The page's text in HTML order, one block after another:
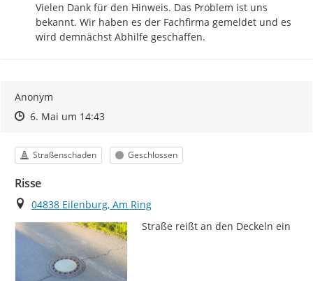
Vielen Dank für den Hinweis. Das Problem ist uns
bekannt. Wir haben es der Fachfirma gemeldet und es
wird demnächst Abhilfe geschaffen.
Anonym
Zeitpunkt des Erstellens
Zeitpunkt des Erstellens
6. Mai um 14:43Zur Äußerung
Kategorie
Straßenschaden Status
Geschlossen
Risse
Ort
04838 Eilenburg, Am Ring
Straße reißt an den Deckeln ein